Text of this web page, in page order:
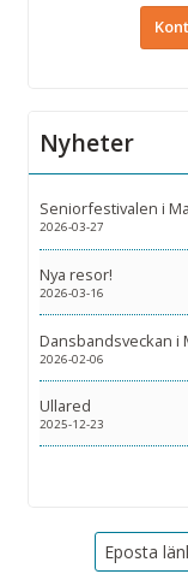
Nyheter
Seniorfestivalen i
2026-03-27
Nya resor!
2026-03-16
Dansbandsveckan i
2026-02-06
Ullared
2025-12-23
Facebook
Eposta